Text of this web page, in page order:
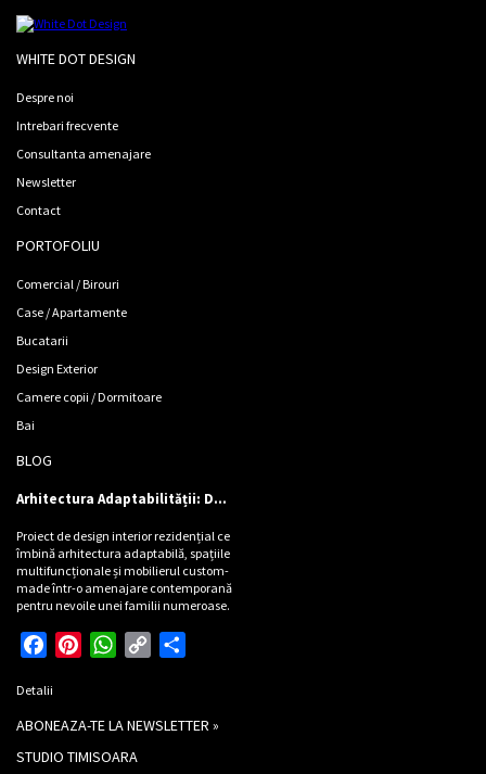
WHITE DOT DESIGN
Despre noi
Intrebari frecvente
Consultanta amenajare
Newsletter
Contact
PORTOFOLIU
Comercial / Birouri
Case / Apartamente
Bucatarii
Design Exterior
Camere copii / Dormitoare
Bai
BLOG
Arhitectura Adaptabilității: Design de locuință pentru Cinci Personalități
Proiect de design interior rezidențial ce
îmbină arhitectura adaptabilă, spațiile
multifuncționale și mobilierul custom-
made într-o amenajare contemporană
pentru nevoile unei familii numeroase.
FacebookPinterestWhatsApp
Copy
Detalii
ABONEAZA-TE LA NEWSLETTER »
STUDIO TIMISOARA